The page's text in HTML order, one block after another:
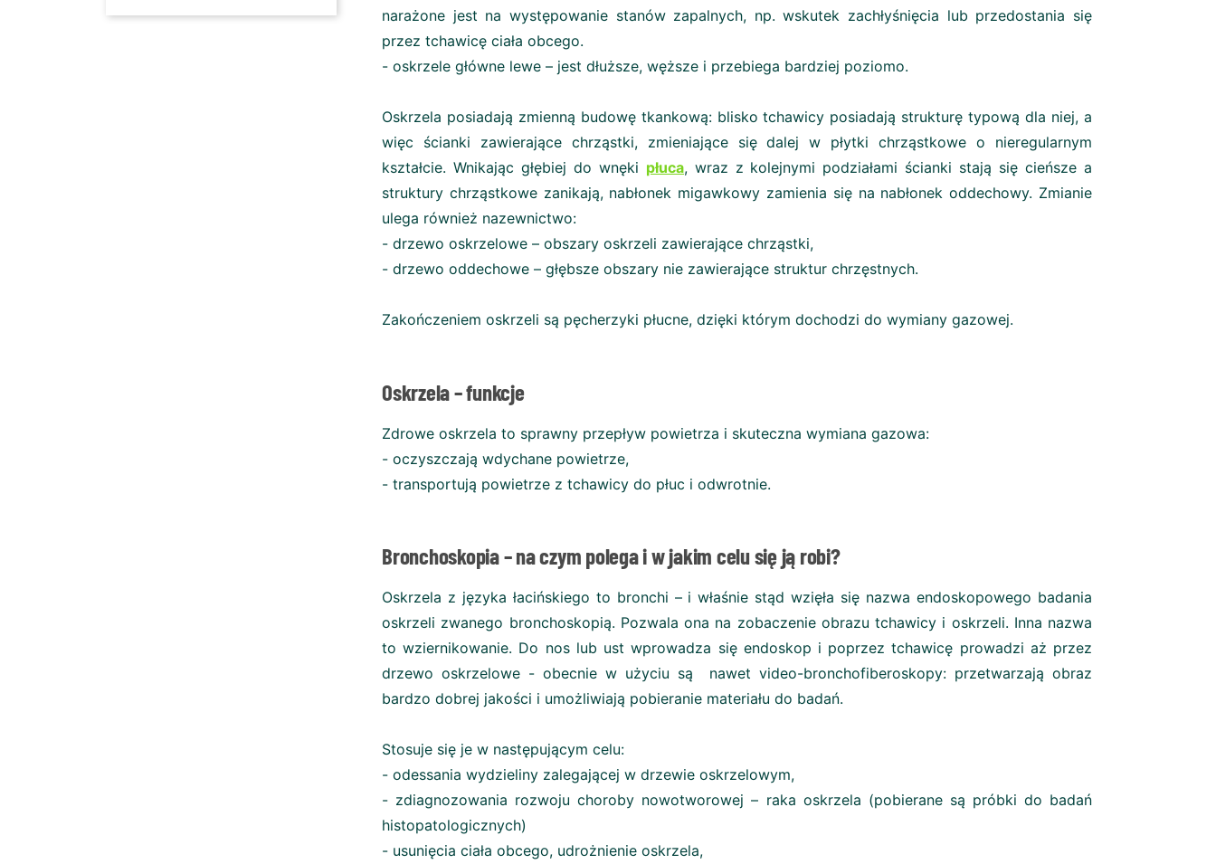
narażone jest na występowanie stanów zapalnych, np. wskutek zachłyśnięcia lub przedostania się
przez tchawicę ciała obcego.
- oskrzele główne lewe – jest dłuższe, węższe i przebiega bardziej poziomo.
Oskrzela posiadają zmienną budowę tkankową: blisko tchawicy posiadają strukturę typową dla niej, a
więc ścianki zawierające chrząstki, zmieniające się dalej w płytki chrząstkowe o nieregularnym
kształcie. Wnikając głębiej do wnęki płuca, wraz z kolejnymi podziałami ścianki stają się cieńsze a
struktury chrząstkowe zanikają, nabłonek migawkowy zamienia się na nabłonek oddechowy. Zmianie
ulega również nazewnictwo:
- drzewo oskrzelowe – obszary oskrzeli zawierające chrząstki,
- drzewo oddechowe – głębsze obszary nie zawierające struktur chrzęstnych.
Zakończeniem oskrzeli są pęcherzyki płucne, dzięki którym dochodzi do wymiany gazowej.
Oskrzela – funkcje
Zdrowe oskrzela to sprawny przepływ powietrza i skuteczna wymiana gazowa:
- oczyszczają wdychane powietrze,
- transportują powietrze z tchawicy do płuc i odwrotnie.
Bronchoskopia – na czym polega i w jakim celu się ją robi?
Oskrzela z języka łacińskiego to bronchi – i właśnie stąd wzięła się nazwa endoskopowego badania
oskrzeli zwanego bronchoskopią. Pozwala ona na zobaczenie obrazu tchawicy i oskrzeli. Inna nazwa
to wziernikowanie. Do nos lub ust wprowadza się endoskop i poprzez tchawicę prowadzi aż przez
drzewo oskrzelowe - obecnie w użyciu są nawet video-bronchofiberoskopy: przetwarzają obraz
bardzo dobrej jakości i umożliwiają pobieranie materiału do badań.
Stosuje się je w następującym celu:
- odessania wydzieliny zalegającej w drzewie oskrzelowym,
- zdiagnozowania rozwoju choroby nowotworowej – raka oskrzela (pobierane są próbki do badań
histopatologicznych)
- usunięcia ciała obcego, udrożnienie oskrzela,